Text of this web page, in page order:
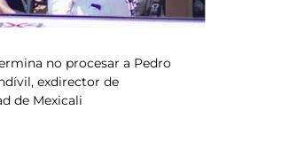
no procesar a Pedro
exdirector de
de Mexicali